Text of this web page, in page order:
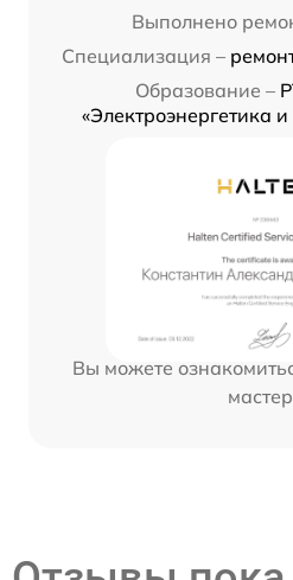
Выполнено
Специализация –
Образование –
«Электроэнергетика
Вы можете